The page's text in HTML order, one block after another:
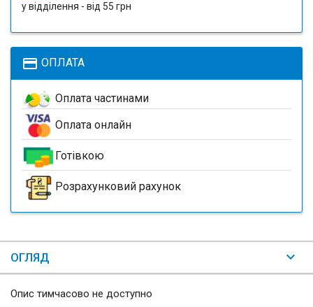
у відділення - від 55 грн
payment ОПЛАТА
Оплата частинами
Оплата онлайн
Готівкою
Розрахунковий рахунок
ОГЛЯД
Опис тимчасово не доступно